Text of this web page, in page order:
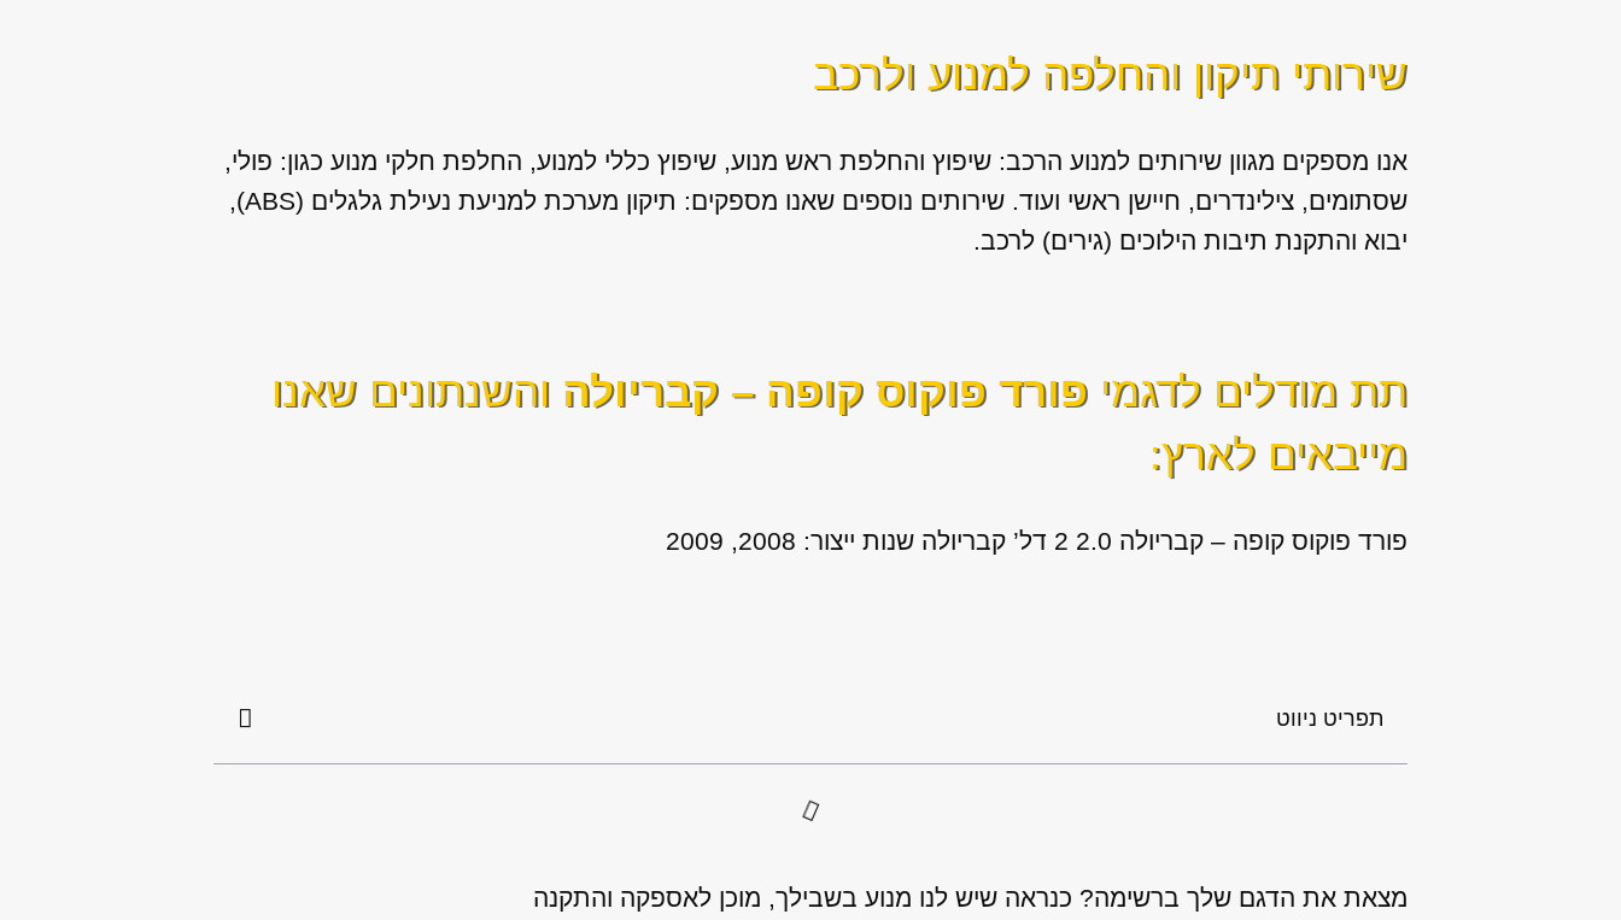
שירותי תיקון והחלפה למנוע ולרכב
אנו מספקים מגוון שירותים למנוע הרכב: שיפוץ והחלפת ראש מנוע, שיפוץ כללי למנוע, החלפת חלקי מנוע כגון: פולי,
שסתומים, צילינדרים, חיישן ראשי ועוד. שירותים נוספים שאנו מספקים: תיקון מערכת למניעת נעילת גלגלים (ABS),
יבוא והתקנת תיבות הילוכים (גירים) לרכב.
תת מודלים לדגמיפורד פוקוס קופה – קבריולה והשנתונים שאנו
מייבאים לארץ:
פורד פוקוס קופה – קבריולה 2.0 2 דל’ קבריולה שנות ייצור: 2008, 2009
תפריט ניווט
מצאת את הדגם שלך ברשימה? כנראה שיש לנו מנוע בשבילך, מוכן לאספקה והתקנה